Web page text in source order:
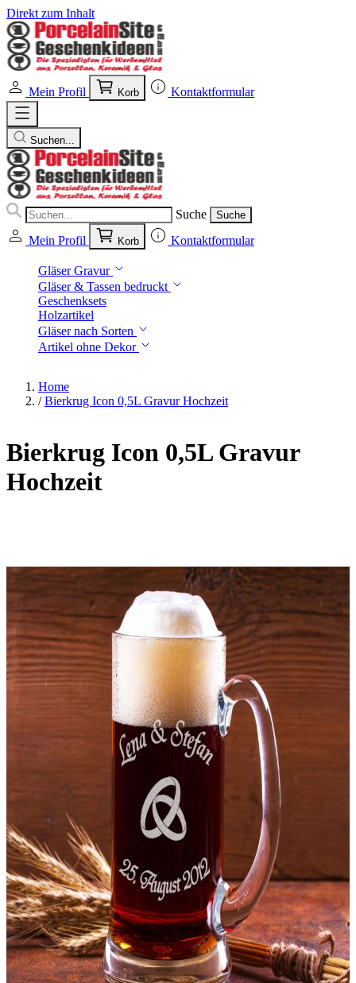
Direkt zum Inhalt
Mein Profil Korb Kontaktformular
Suchen...
Suche Suche
Mein Profil Korb Kontaktformular
Gläser Gravur
Gläser & Tassen bedruckt
Geschenksets
Holzartikel
Gläser nach Sorten
Artikel ohne Dekor
Home
/ Bierkrug Icon 0,5L Gravur Hochzeit
Bierkrug Icon 0,5L Gravur
Hochzeit